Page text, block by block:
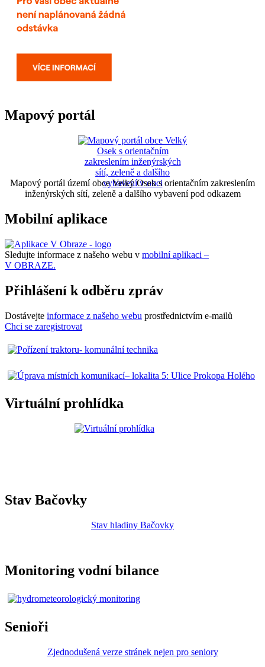
Mapový portál
Mapový portál území obce Velký Osek s orientačním zakreslením
inženýrských sítí, zeleně a dalšího vybavení pod odkazem
Mobilní aplikace
Sledujte informace z našeho webu v mobilní aplikaci –
V OBRAZE.
Přihlášení k odběru zpráv
Dostávejte informace z našeho webu prostřednictvím e-mailů
Chci se zaregistrovat
Virtuální prohlídka
Stav Bačovky
Stav hladiny Bačovky
Monitoring vodní bilance
Senioři
Zjednodušená verze stránek nejen pro seniory